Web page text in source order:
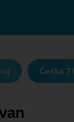
Česká